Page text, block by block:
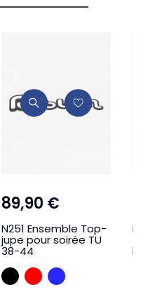
89,90 €
N251 Ensemble Top-
jupe pour soirée TU
38-44
NOIRROUGEBLEU ROYAL